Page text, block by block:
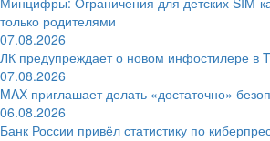
только родителями
07.08.2026
ЛК предупреждает о новом инфостилере в
07.08.2026
MAX приглашает делать «достаточно»
06.08.2026
Банк России привёл статистику по